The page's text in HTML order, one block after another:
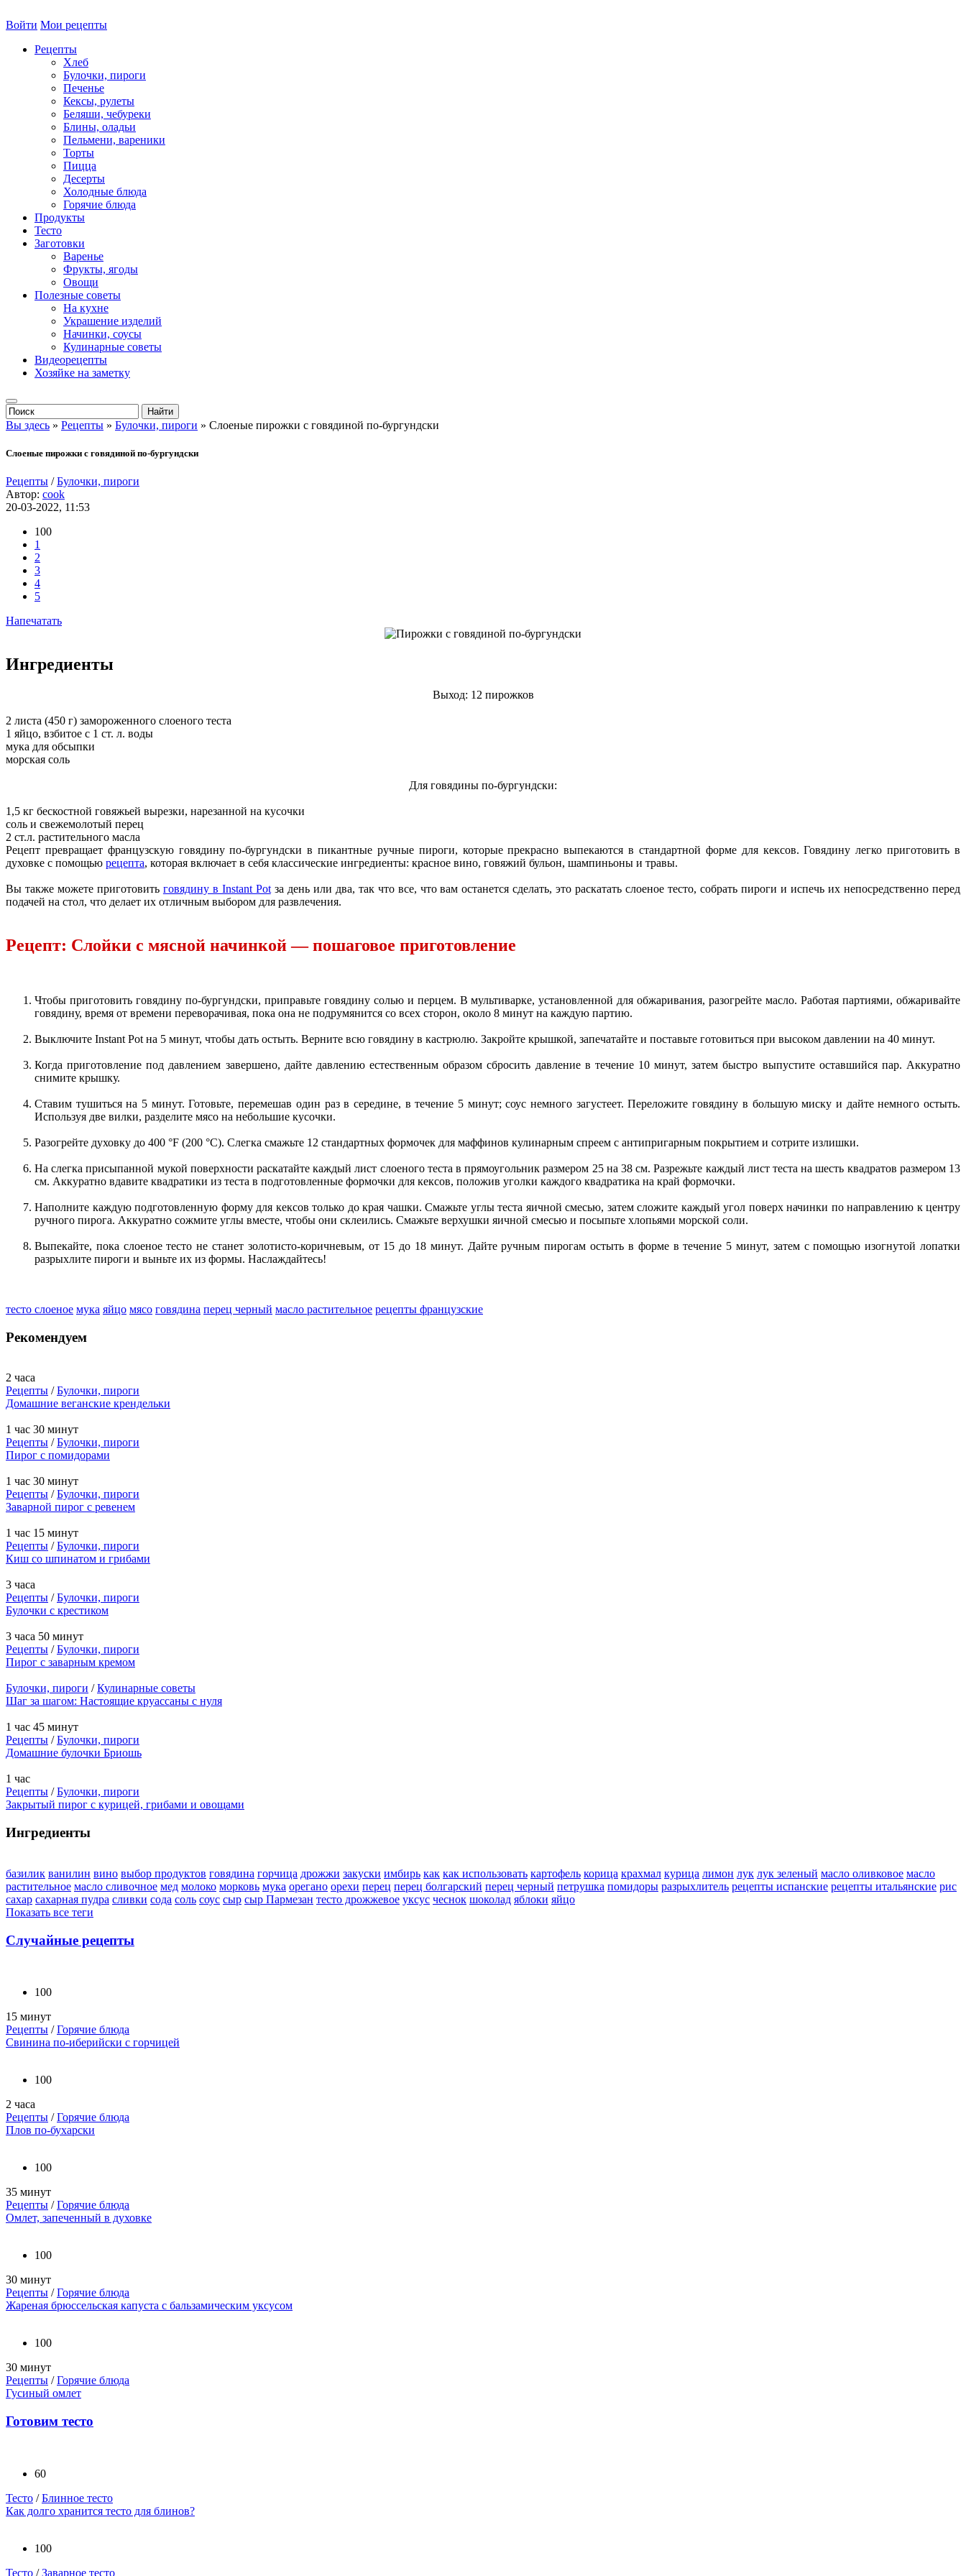
Войти Мои рецепты
Рецепты
Хлеб
Булочки, пироги
Печенье
Кексы, рулеты
Беляши, чебуреки
Блины, оладьи
Пельмени, вареники
Торты
Пицца
Десерты
Холодные блюда
Горячие блюда
Продукты
Тесто
Заготовки
Варенье
Фрукты, ягоды
Овощи
Полезные советы
На кухне
Украшение изделий
Начинки, соусы
Кулинарные советы
Видеорецепты
Хозяйке на заметку
Вы здесь » Рецепты » Булочки, пироги » Слоеные пирожки с говядиной по-бургундски
Слоеные пирожки с говядиной по-бургундски
Рецепты /Булочки, пироги
Автор: cook
20-03-2022, 11:53
100
1
2
3
4
5
Напечатать
Ингредиенты
Выход: 12 пирожков
2 листа (450 г) замороженного слоеного теста
1 яйцо, взбитое с 1 ст. л. воды
мука для обсыпки
морская соль
Для говядины по-бургундски:
1,5 кг бескостной говяжьей вырезки, нарезанной на кусочки
соль и свежемолотый перец
2 ст.л. растительного масла
Рецепт превращает французскую говядину по-бургундски в пикантные ручные пироги, которые прекрасно выпекаются в стандартной форме для кексов. Говядину легко приготовить в
духовке с помощью рецепта, которая включает в себя классические ингредиенты: красное вино, говяжий бульон, шампиньоны и травы.
Вы также можете приготовить говядину в Instant Potза день или два, так что все, что вам останется сделать, это раскатать слоеное тесто, собрать пироги и испечь их непосредственно перед
подачей на стол, что делает их отличным выбором для развлечения.
Рецепт: Слойки с мясной начинкой — пошаговое приготовление
Чтобы приготовить говядину по-бургундски, приправьте говядину солью и перцем. В мультиварке, установленной для обжаривания, разогрейте масло. Работая партиями, обжаривайте
говядину, время от времени переворачивая, пока она не подрумянится со всех сторон, около 8 минут на каждую партию.
Выключите Instant Pot на 5 минут, чтобы дать остыть. Верните всю говядину в кастрюлю. Закройте крышкой, запечатайте и поставьте готовиться при высоком давлении на 40 минут.
Когда приготовление под давлением завершено, дайте давлению естественным образом сбросить давление в течение 10 минут, затем быстро выпустите оставшийся пар. Аккуратно
снимите крышку.
Ставим тушиться на 5 минут. Готовьте, перемешав один раз в середине, в течение 5 минут; соус немного загустеет. Переложите говядину в большую миску и дайте немного остыть.
Используя две вилки, разделите мясо на небольшие кусочки.
Разогрейте духовку до 400 °F (200 °C). Слегка смажьте 12 стандартных формочек для маффинов кулинарным спреем с антипригарным покрытием и сотрите излишки.
На слегка присыпанной мукой поверхности раскатайте каждый лист слоеного теста в прямоугольник размером 25 на 38 см. Разрежьте каждый лист теста на шесть квадратов размером 13
см. Аккуратно вдавите квадратики из теста в подготовленные формочки для кексов, положив уголки каждого квадратика на край формочки.
Наполните каждую подготовленную форму для кексов только до края чашки. Смажьте углы теста яичной смесью, затем сложите каждый угол поверх начинки по направлению к центру
ручного пирога. Аккуратно сожмите углы вместе, чтобы они склеились. Смажьте верхушки яичной смесью и посыпьте хлопьями морской соли.
Выпекайте, пока слоеное тесто не станет золотисто-коричневым, от 15 до 18 минут. Дайте ручным пирогам остыть в форме в течение 5 минут, затем с помощью изогнутой лопатки
разрыхлите пироги и выньте их из формы. Наслаждайтесь!
тесто слоеное мука яйцо мясо говядина перец черный масло растительное рецепты французские
Рекомендуем
2 часа
Рецепты /Булочки, пироги
Домашние веганские крендельки
1 час 30 минут
Рецепты /Булочки, пироги
Пирог с помидорами
1 час 30 минут
Рецепты /Булочки, пироги
Заварной пирог с ревенем
1 час 15 минут
Рецепты /Булочки, пироги
Киш со шпинатом и грибами
3 часа
Рецепты /Булочки, пироги
Булочки с крестиком
3 часа 50 минут
Рецепты /Булочки, пироги
Пирог с заварным кремом
Булочки, пироги /Кулинарные советы
Шаг за шагом: Настоящие круассаны с нуля
1 час 45 минут
Рецепты /Булочки, пироги
Домашние булочки Бриошь
1 час
Рецепты /Булочки, пироги
Закрытый пирог с курицей, грибами и овощами
Ингредиенты
базилик ванилин вино выбор продуктов говядина горчица дрожжи закуски имбирь как как использовать картофель корица крахмал курица лимон лук лук зеленый масло оливковое масло
растительное масло сливочное мед молоко морковь мука орегано орехи перец перец болгарский перец черный петрушка помидоры разрыхлитель рецепты испанские рецепты итальянские рис
сахар сахарная пудра сливки сода соль соус сыр сыр Пармезан тесто дрожжевое уксус чеснок шоколад яблоки яйцо
Показать все теги
Случайные рецепты
100
15 минут
Рецепты /Горячие блюда
Свинина по-иберийски с горчицей
100
2 часа
Рецепты /Горячие блюда
Плов по-бухарски
100
35 минут
Рецепты /Горячие блюда
Омлет, запеченный в духовке
100
30 минут
Рецепты /Горячие блюда
Жареная брюссельская капуста с бальзамическим уксусом
100
30 минут
Рецепты /Горячие блюда
Гусиный омлет
Готовим тесто
60
Тесто /Блинное тесто
Как долго хранится тесто для блинов?
100
Тесто /Заварное тесто